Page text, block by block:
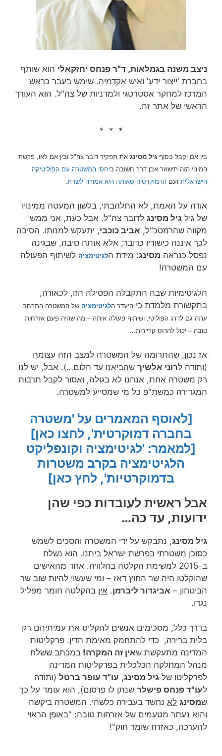
ניצב משנה בגמלאות, ד"ר פנחס יחזקאלי הוא שותף
בחברת 'ייצור ידע' ואיש אקדמיה. שימש בעבר כראש
המרכז למחקר אסטרטגי ולמדניות של צה"ל. הוא העורך
הראשי של אתר זה.
* * *
בין אם יקבל בסוף גיל מסינג את תפקיד דובר צה"ל ובין אם לאו, פרשת
המינוי הזה תישאר אבן דרך חשובה ביחסי המשטרה עם הפוליטיקה
הישראלית ועם הדמוקרטיה שאותה היא אמורה לשרת
אודה על האמת, לא התלהבתי, בלשון המעטה ממינויו
של גיל גיל מסינג לדובר צה"ל. אבל כעת, אני ממש
מקווה שהרמטכ"ל, אביב כוכבי, יתעקש למנותו. הסיבה
לכך איננה כישוריו כדובר; אלא אותה סיבה, שבגינה
נפסל כנראה מסינג: מידת הלגיטימציה לשיתוף הפעולה
עם המשטרה!
הלגיטימיות שבה התקבלה הפסילה הזו, לכאורה,
בתקשורת מלמדת כי היעדר הלגיטימציה של המשטרה התרחב
עתה גם לדרג הפוליטי, ושיתוף פעולה איתה – מה שהיה פעם אזרחות
טובה – יכול להרוס קריירות…
אז נכון, שהתרומה של המשטרה למצב הזה עצומה
(ותודה לרוני אלשיך שהביאנו עד הלום…). אבל, יש לנו
רק משטרה אחת, אנחנו לא בגולה, ואסור לקבל תרבות
המגדירה כמשת"פ כל מי שמסייע למשטרה.
[לאוסף המאמרים על 'משטרה
בחברה דמוקרטית', לחצו כאן]
[למאמר: 'לגיטימציה וקונפליקט
הלגיטימציה בקרב משטרות
בדמוקרטיות', לחץ כאן]
אבל ראשית לעובדות כפי שהן
ידועות, עד כה…
גיל מסינג, נתבקש על ידי המשטרה והסכים לשמש
כסוכן משטרתי בפרשת ישראל ביתנו. הוא נשלח
ב-2015 למשימת הקלטה בהלוויה. אחד מהאישים
שהוקלטו היה שר החוץ דאז – ומי שעשוי להיות שוב שר
הביטחון – אביגדור ליברמן. אין בהקלטה חומר מפליל
נגדו.
בדרך כלל, מסכימים אנשים להקליט את עמיתיהם רק
בלית ברירה, כדי להתחמק מאימת הדין. פרקליטות
המדינה מתעקשת שאין זה המקרה! במכתב ששלח
מנהל המחלקה הכלכלית בפרקליטות המדינה
לפרקליטו של גיל מסינג, עו"ד עופר ברטל (ותודה
לעו"ד פנחס פישלר שנתן לו פרסום), הוא עומד על כך
שמסינג לא נחשד בעבירה כלשהי. המשטרה ביקשה
והוא נעתר מטעמים של אזרחות טובה: "באופן הראוי
להערכה, כאזרח שומר חוק"!